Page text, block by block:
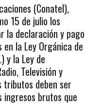
(Conatel),
15 de julio los
la declaración y pago
la Ley Orgánica de
y la Ley de
Televisión y
tributos deben ser
ingresos brutos que